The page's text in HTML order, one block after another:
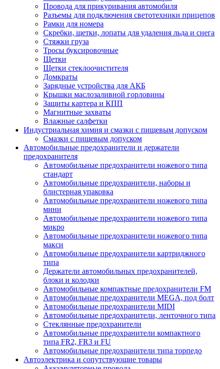
Провода для прикуривания автомобиля
Разъемы для подключения светотехники прицепов
Рамки для номера
Скребки, щетки, лопаты для удаления льда и снега
Стяжки груза
Тросы буксировочные
Щетки
Щетки стеклоочистителя
Домкраты
Зарядные устройства для АКБ
Крышки маслозаливной горловины
Защиты картера и КПП
Магнитные захваты
Влажные салфетки
Индустриальная химия и смазки с пищевым допуском
Смазки с пищевым допуском
Автомобильные предохранители и держатели
предохранителя
Автомобильные предохранители ножевого типа
стандарт
Автомобильные предохранители, наборы и
блистерная упаковка
Автомобильные предохранители ножевого типа
мини
Автомобильные предохранители ножевого типа
микро
Автомобильные предохранители ножевого типа
макси
Автомобильные предохранители картриджного
типа
Держатели автомобильных предохранителей,
блоки и колодки
Автомобильные компактные предохранители FM
Автомобильные предохранители MEGA, под болт
Автомобильные предохранители MIDI
Автомобильные предохранители, ленточного типа
Стеклянные предохранители
Автомобильные предохранители компактного
типа FR2, FR3 и FU
Автомобильные предохранители типа торпедо
Автоэлектрика и сопутствующие товары